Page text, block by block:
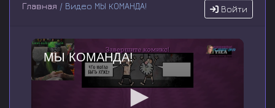
Войти
Главная / Видео МЫ КОМАНДА!
МЫ КОМАНДА!